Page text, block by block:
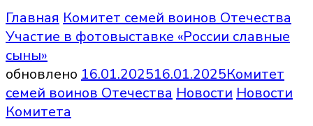
Главная Комитет семей воинов Отечества
Участие в фотовыставке «России славные
сыны»
обновлено 16.01.202516.01.2025Комитет
семей воинов Отечества Новости Новости
Комитета